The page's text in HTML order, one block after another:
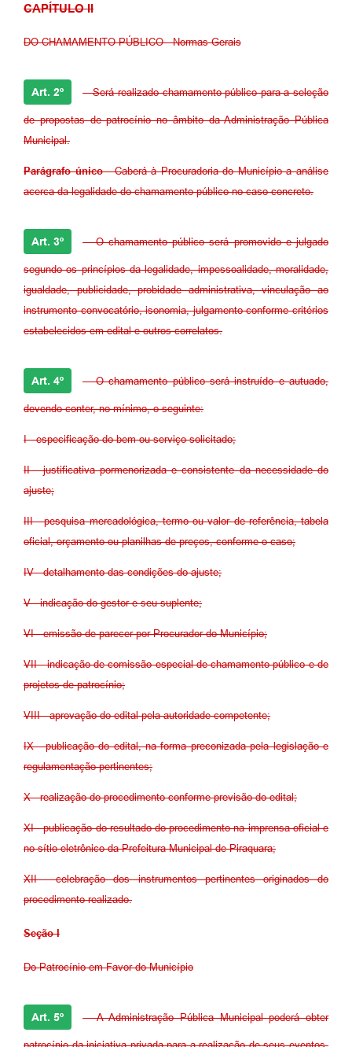
CAPÍTULO II
DO CHAMAMENTO PÚBLICO - Normas Gerais
Art. 2º - Será realizado chamamento público para a seleção
de propostas de patrocínio no âmbito da Administração Pública
Municipal.
Parágrafo único- Caberá à Procuradoria do Município a análise
acerca da legalidade do chamamento público no caso concreto.
Art. 3º - O chamamento público será promovido e julgado
segundo os princípios da legalidade, impessoalidade, moralidade,
igualdade, publicidade, probidade administrativa, vinculação ao
instrumento convocatório, isonomia, julgamento conforme critérios
estabelecidos em edital e outros correlatos.
Art. 4º - O chamamento público será instruído e autuado,
devendo conter, no mínimo, o seguinte:
I - especificação do bem ou serviço solicitado;
II - justificativa pormenorizada e consistente da necessidade do
ajuste;
III - pesquisa mercadológica, termo ou valor de referência, tabela
oficial, orçamento ou planilhas de preços, conforme o caso;
IV - detalhamento das condições do ajuste;
V - indicação do gestor e seu suplente;
VI - emissão de parecer por Procurador do Município;
VII - indicação de comissão especial de chamamento público e de
projetos de patrocínio;
VIII - aprovação do edital pela autoridade competente;
IX - publicação do edital, na forma preconizada pela legislação e
regulamentação pertinentes;
X - realização do procedimento conforme previsão do edital;
XI - publicação do resultado do procedimento na imprensa oficial e
no sítio eletrônico da Prefeitura Municipal de Piraquara;
XII - celebração dos instrumentos pertinentes originados do
procedimento realizado.
Seção I
Do Patrocínio em Favor do Município
Art. 5º - A Administração Pública Municipal poderá obter